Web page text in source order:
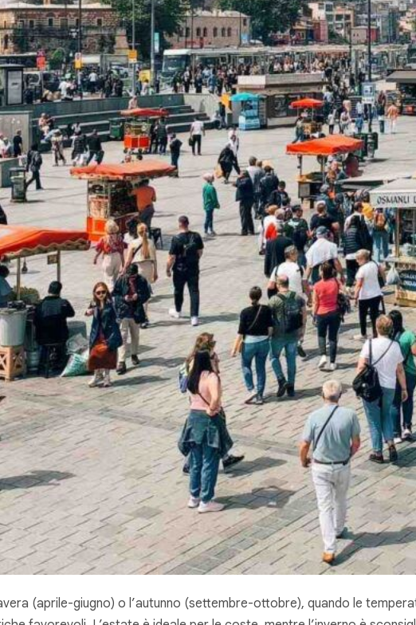
(aprile-giugno) o l’autunno (settembre-ottobre), quando le